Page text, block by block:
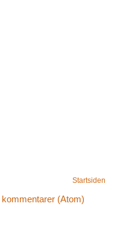
Startsiden
kommentarer (Atom)